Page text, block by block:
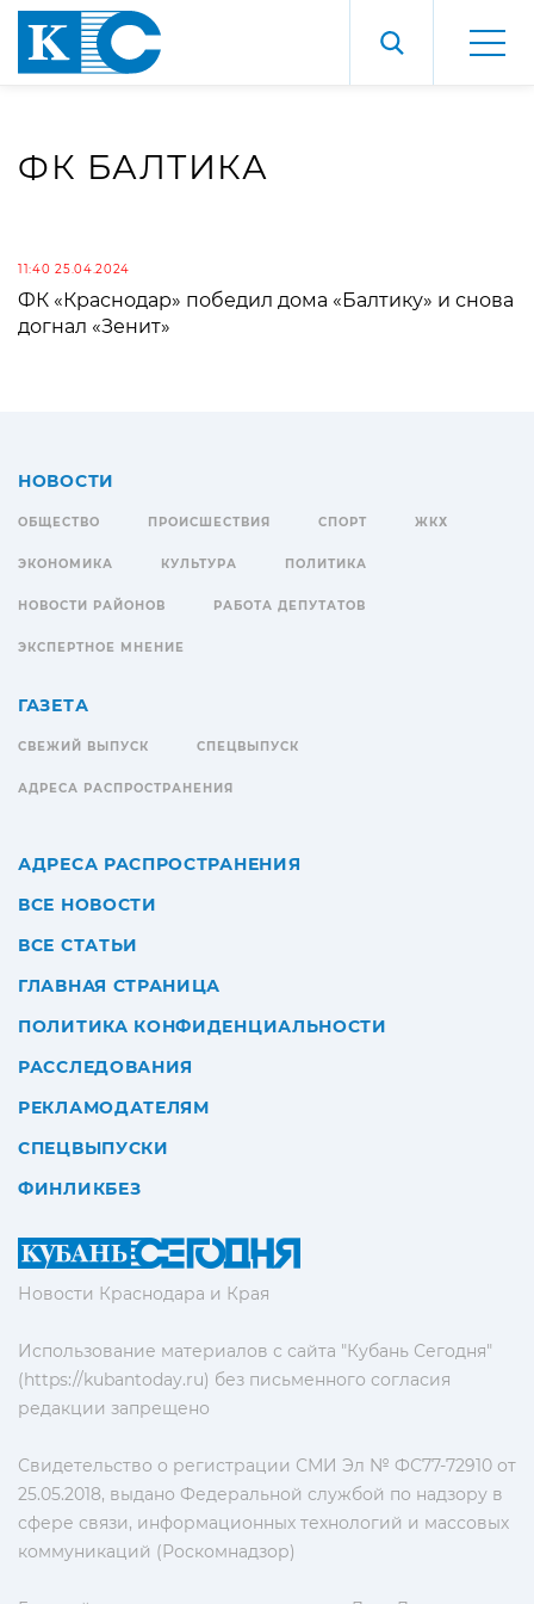
ФК БАЛТИКА
11:40 25.04.2024
ФК «Краснодар» победил дома «Балтику» и снова
догнал «Зенит»
Новости Краснодара и Края
Использование материалов с сайта "Кубань Сегодня"
(https://kubantoday.ru) без письменного согласия
редакции запрещено
Свидетельство о регистрации СМИ Эл № ФС77-72910 от
25.05.2018, выдано Федеральной службой по надзору в
сфере связи, информационных технологий и массовых
коммуникаций (Роскомнадзор)
НОВОСТИ
ОБЩЕСТВО ПРОИСШЕСТВИЯ СПОРТ ЖКХ
ЭКОНОМИКА КУЛЬТУРА ПОЛИТИКА
НОВОСТИ РАЙОНОВ РАБОТА ДЕПУТАТОВ
ЭКСПЕРТНОЕ МНЕНИЕ
ГАЗЕТА
СВЕЖИЙ ВЫПУСК СПЕЦВЫПУСК
АДРЕСА РАСПРОСТРАНЕНИЯ
АДРЕСА РАСПРОСТРАНЕНИЯ
ВСЕ НОВОСТИ
ВСЕ СТАТЬИ
ГЛАВНАЯ СТРАНИЦА
ПОЛИТИКА КОНФИДЕНЦИАЛЬНОСТИ
РАССЛЕДОВАНИЯ
РЕКЛАМОДАТЕЛЯМ
СПЕЦВЫПУСКИ
ФИНЛИКБЕЗ